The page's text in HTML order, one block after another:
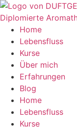
Zum
Inhalt
springenHome
Lebensfluss
Kurse
Über mich
Erfahrungen
Blog
Home
Lebensfluss
Kurse